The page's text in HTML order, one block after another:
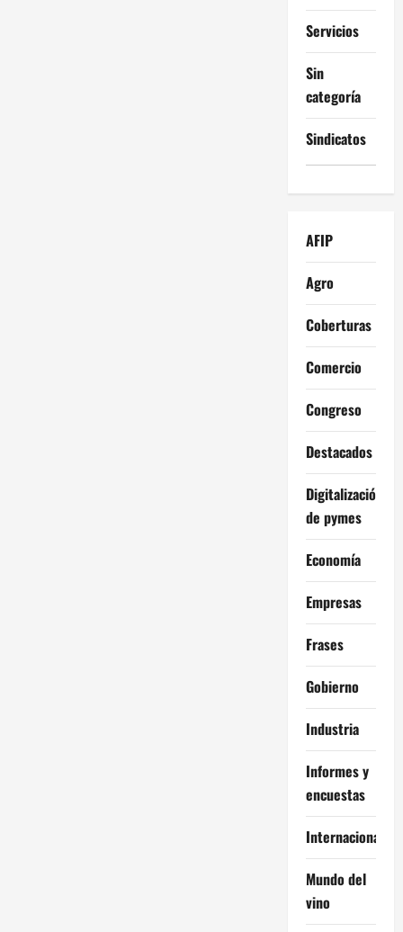
Servicios
Sin
categoría
Sindicatos
AFIP
Agro
Coberturas
Comercio
Congreso
Destacados
Digitalización
de pymes
Economía
Empresas
Frases
Gobierno
Industria
Informes y
encuestas
Internacional
Mundo del
vino